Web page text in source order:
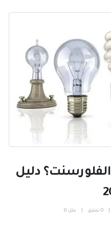
دليل
0 تعليق مثل: 0